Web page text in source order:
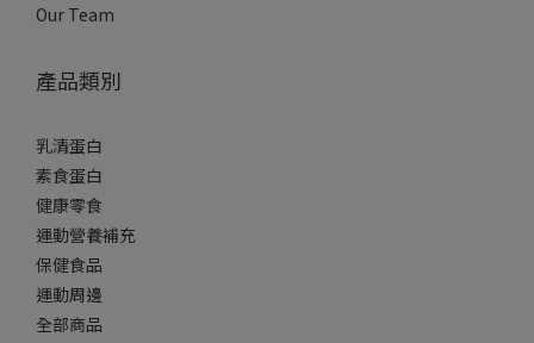
Our Team
產品類別
乳清蛋白
素食蛋白
健康零食
運動營養補充
保健食品
運動周邊
全部商品